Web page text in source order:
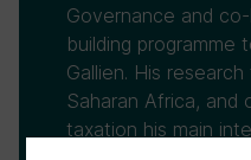
Governance and co-
building programme
Gallien. His
Saharan Africa,
taxation his main